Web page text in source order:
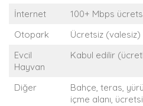
İnternet
100+ Mbps
Otopark
Ücretsiz (valesiz)
Evcil
Hayvan
Kabul edilir
Diğer
Bahçe, teras,
içme alanı,